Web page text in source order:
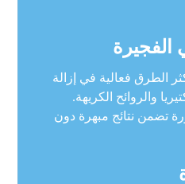
الفجيرة
الطرق فعالية في إزالة
والروائح الكريهة.
تضمن نتائج مبهرة دون